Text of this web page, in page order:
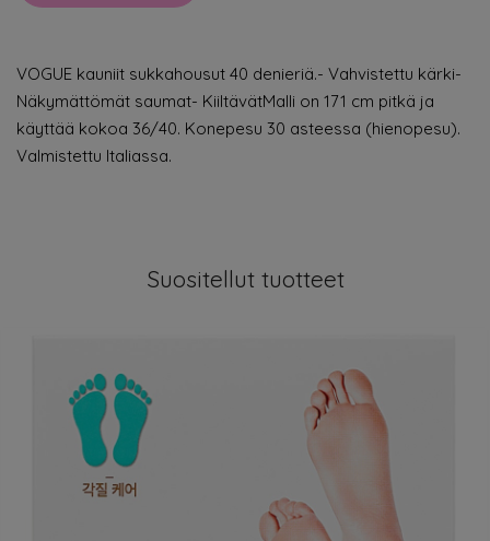
VOGUE kauniit sukkahousut 40 denieriä.- Vahvistettu kärki-
Näkymättömät saumat- KiiltävätMalli on 171 cm pitkä ja
käyttää kokoa 36/40. Konepesu 30 asteessa (hienopesu).
Valmistettu Italiassa.
Suositellut tuotteet